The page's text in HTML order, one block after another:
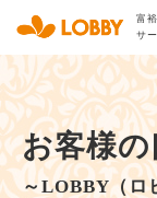
富
サ
お客様
～LOBBY（ロ